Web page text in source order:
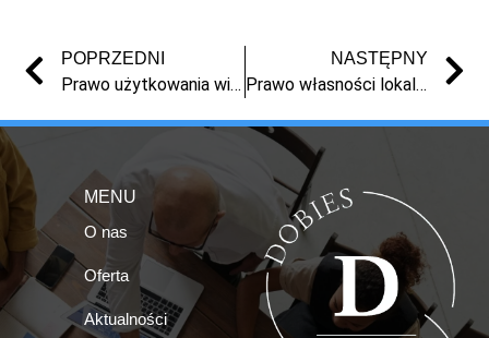
POPRZEDNI
Prawo użytkowania wieczystego nieruchomości gruntowej położonej w miejscowości Nowe
NASTĘPNY
Prawo własności lokalu mieszkalnego nr 8B, położonego w budynku wielorodzinnym w miejscowości Nowe, przy ul. Fabrycznej 1
MENU
O nas
Oferta
Aktualności